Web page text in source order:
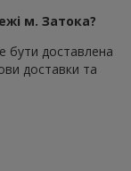
м. Затока?
бути доставлена
доставки та